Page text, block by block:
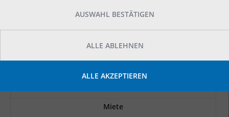
Prod.-/Lagerfläche
Miete
AUSWAHL BESTÄTIGEN
ALLE ABLEHNEN
ALLE AKZEPTIEREN